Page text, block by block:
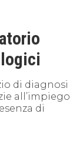
di diagnosi
all’impiego
di